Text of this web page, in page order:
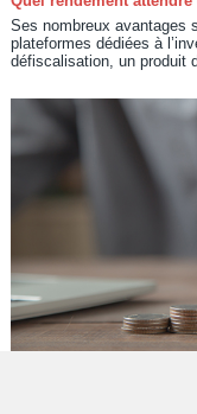
Ses nombreux avantages
plateformes dédiées à
défiscalisation, un produit